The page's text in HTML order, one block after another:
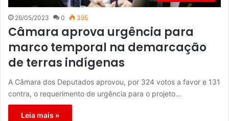
26/05/2023 0 395
Câmara aprova urgência para
marco temporal na demarcação
de terras indígenas
A Câmara dos Deputados aprovou, por 324 votos a favor e 131
contra, o requerimento de urgência para o projeto…
Leia mais »